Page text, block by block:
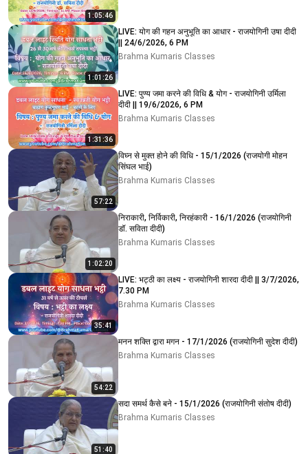
1:05:46
1:01:26
LIVE: योग की गहन अनुभूति का आधार - राजयोगिनी उषा दीदी
|| 24/6/2026, 6 PM
Brahma Kumaris Classes
1:31:36
LIVE: पुण्य जमा करने की विधि & योग - राजयोगिनी उर्मिला
दीदी || 19/6/2026, 6 PM
Brahma Kumaris Classes
57:22
विघ्न से मुक्त होने की विधि - 15/1/2026 (राजयोगी मोहन
सिंघल भाई)
Brahma Kumaris Classes
1:02:20
निराकारी, निर्विकारी, निरहंकारी - 16/1/2026 (राजयोगिनी
डॉ. सविता दीदी)
Brahma Kumaris Classes
35:41
LIVE: भट्ठी का लक्ष्य - राजयोगिनी शारदा दीदी || 3/7/2026,
7.30 PM
Brahma Kumaris Classes
54:22
मनन शक्ति द्वारा मगन - 17/1/2026 (राजयोगिनी सुदेश दीदी)
Brahma Kumaris Classes
51:40
सदा समर्थ कैसे बने - 15/1/2026 (राजयोगिनी संतोष दीदी)
Brahma Kumaris Classes